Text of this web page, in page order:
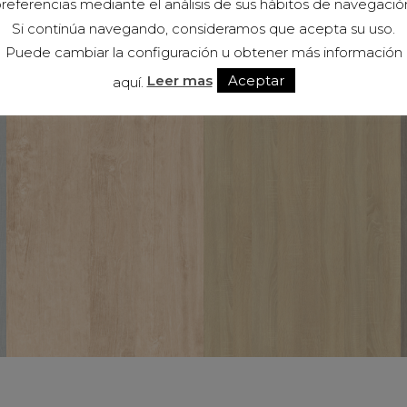
mediante el análisis de sus hábitos de
Si continúa navegando, consideramos que acepta su uso.
Puede cambiar la configuración u obtener más información
aquí. Leer mas Aceptar